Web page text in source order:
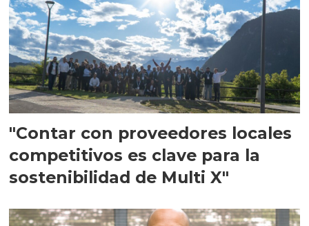
"Contar con proveedores locales
competitivos es clave para la
sostenibilidad de Multi X"